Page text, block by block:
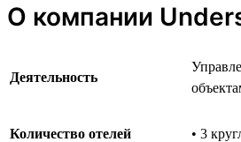
О компании
Деятельность
Количество отелей
• 3